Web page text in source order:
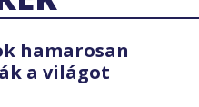
hamarosan
a világot